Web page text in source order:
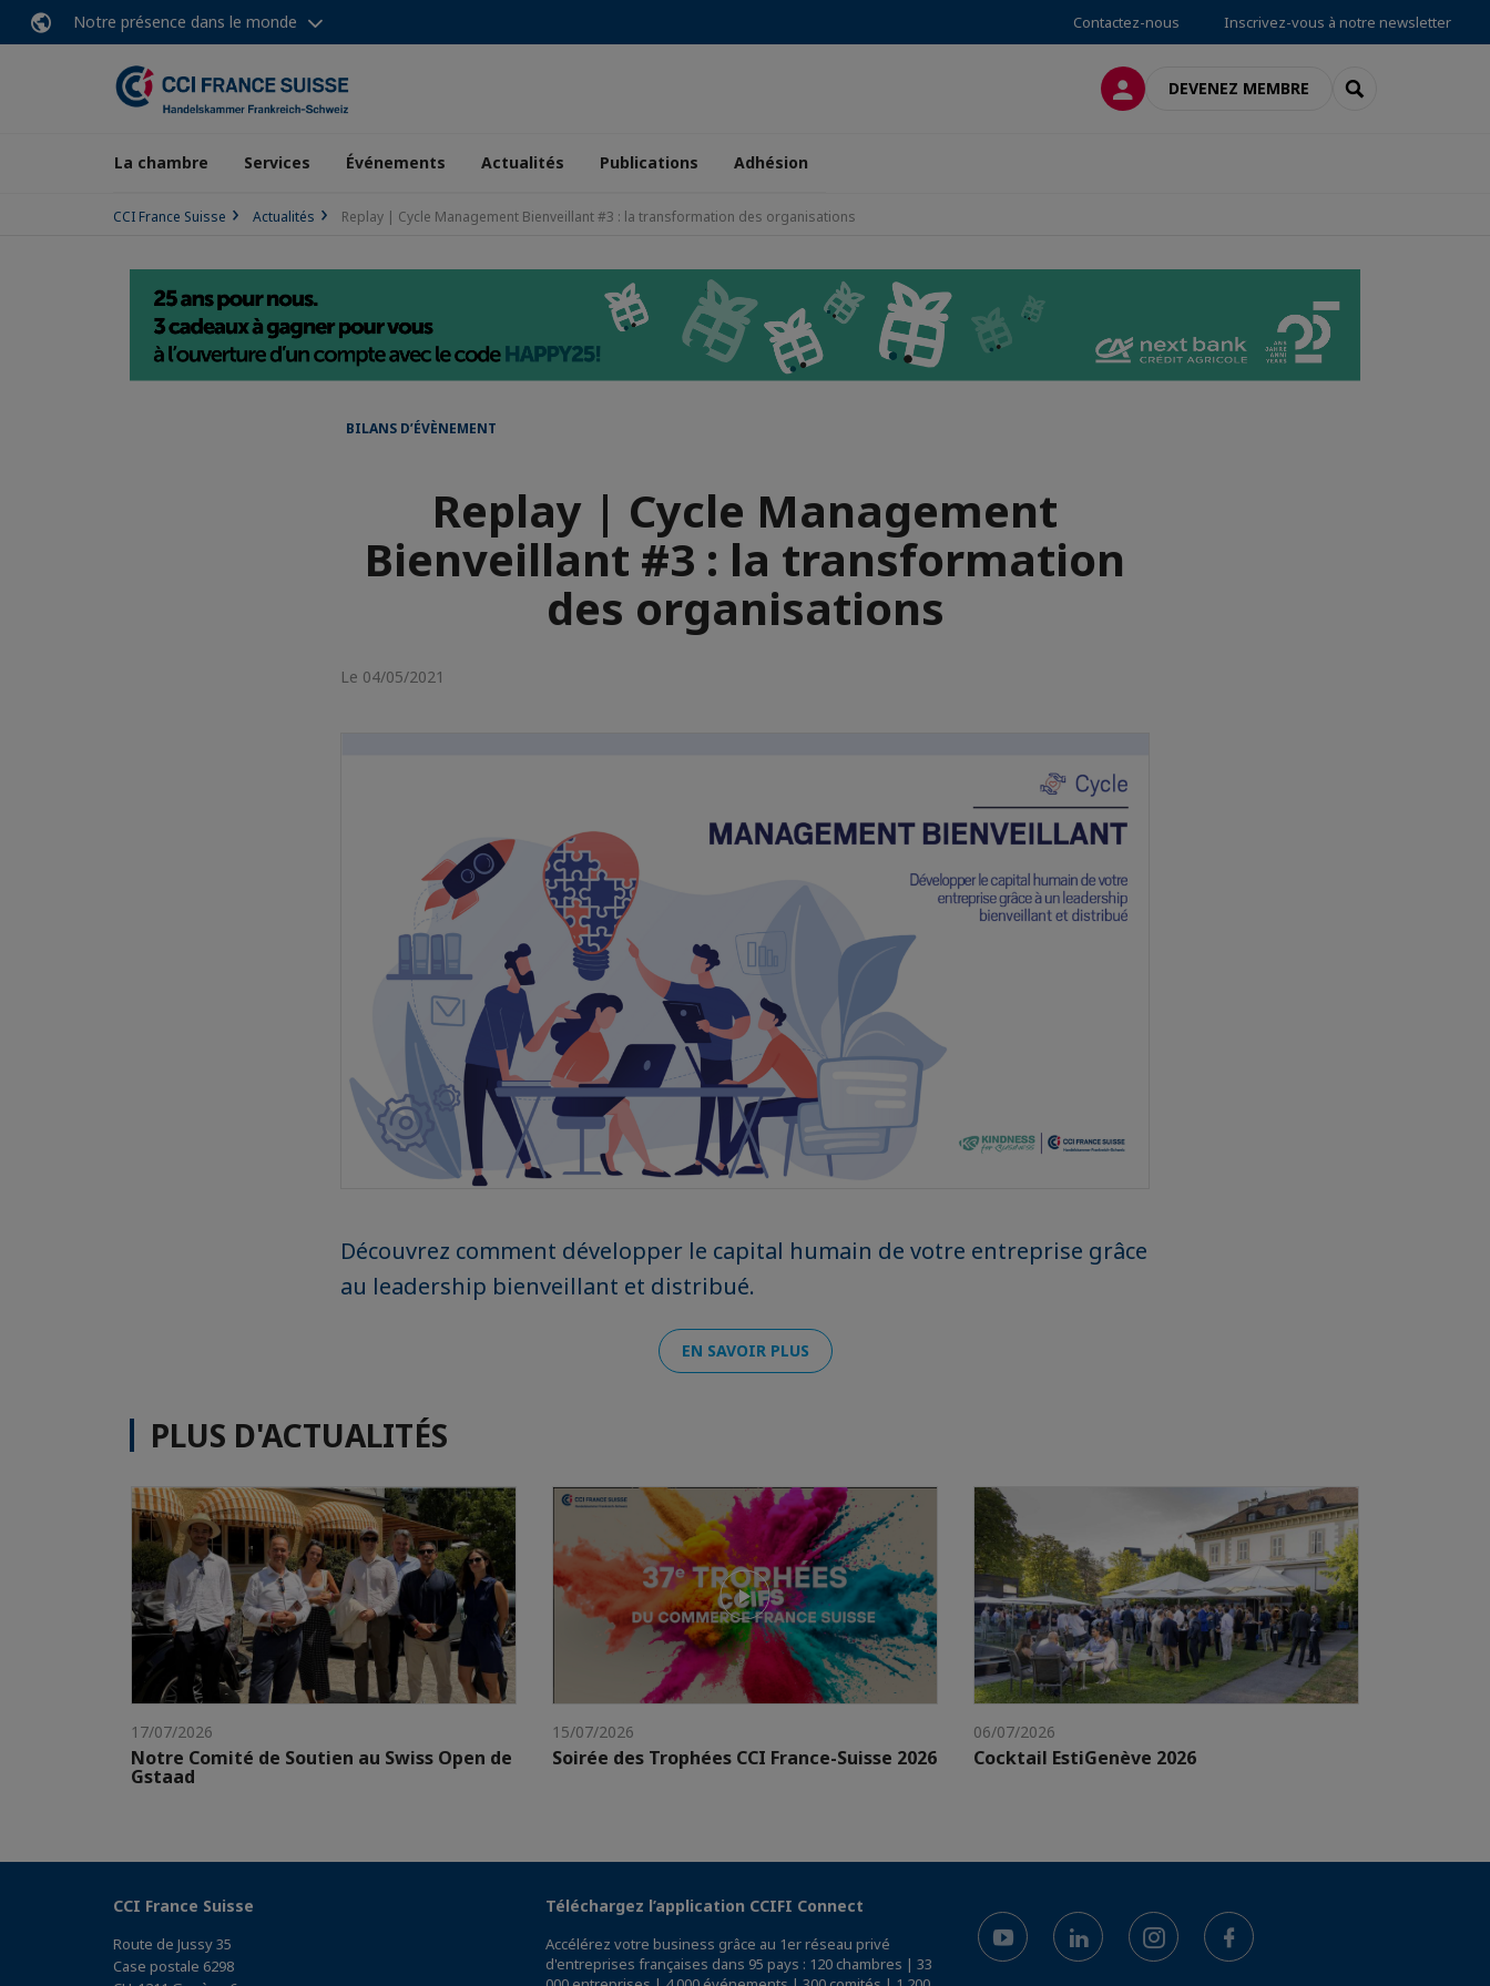
Notre présence dans le monde Contactez-nous Inscrivez-vous à notre newsletter
CONNEXIONDEVENEZ MEMBRE RECHERCHER
La chambre Services Événements Actualités Publications Adhésion
CCI France Suisse Actualités Replay | Cycle Management Bienveillant #3 : la transformation des organisations
BILANS D’ÉVÈNEMENT
Replay | Cycle Management
Bienveillant #3 : la transformation
des organisations
Le 04/05/2021
Découvrez comment développer le capital humain de votre entreprise grâce
au leadership bienveillant et distribué.
EN SAVOIR PLUS
PLUS D'ACTUALITÉS
17/07/2026
Notre Comité de Soutien au Swiss Open de
Gstaad
15/07/2026
Soirée des Trophées CCI France-Suisse 2026
06/07/2026
Cocktail EstiGenève 2026
CCI France Suisse
Route de Jussy 35
Case postale 6298
Téléchargez l’application CCIFI Connect
Accélérez votre business grâce au 1er réseau privé
d'entreprises françaises dans 95 pays : 120 chambres | 33